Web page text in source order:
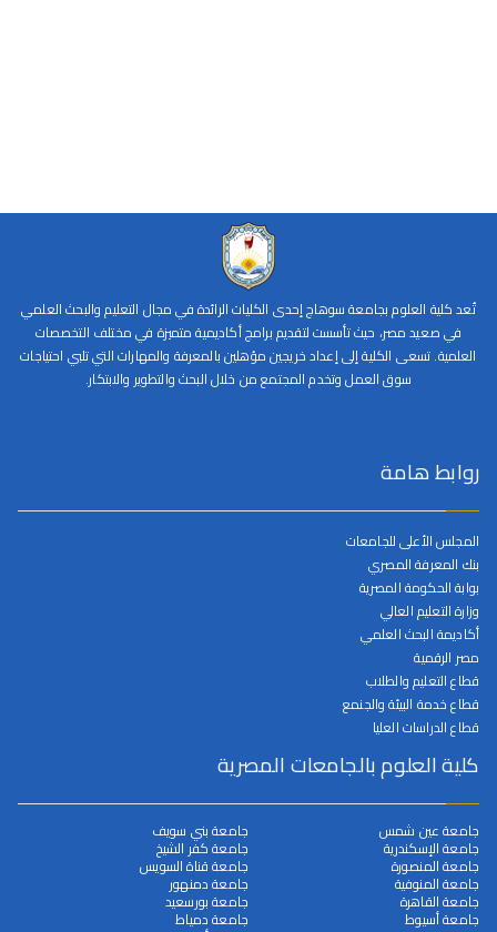
تُعد كلية العلوم بجامعة سوهاج إحدى الكليات الرائدة في مجال التعليم والبحث العلمي
في صعيد مصر، حيث تأسست لتقديم برامج أكاديمية متميزة في مختلف التخصصات
العلمية. تسعى الكلية إلى إعداد خريجين مؤهلين بالمعرفة والمهارات التي تلبي احتياجات
سوق العمل وتخدم المجتمع من خلال البحث والتطوير والابتكار.
روابط هامة
المجلس الأعلى للجامعات
بنك المعرفة المصري
بوابة الحكومة المصرية
وزارة التعليم العالي
أكاديمة البحث العلمي
مصر الرقمية
قطاع التعليم والطلاب
قطاع خدمة البيئة والجنمع
قطاع الدراسات العليا
كلية العلوم بالجامعات المصرية
جامعة عين شمس
جامعة الإسكندرية
جامعة المنصورة
جامعة المنوفية
جامعة القاهرة
جامعة أسيوط
جامعة بني سويف
جامعة كفر الشيخ
جامعة قناة السويس
جامعة دمنهور
جامعة بورسعيد
جامعة دمياط